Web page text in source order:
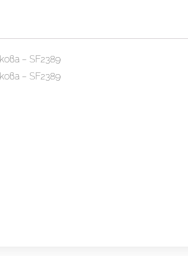
– SF2389
– SF2389